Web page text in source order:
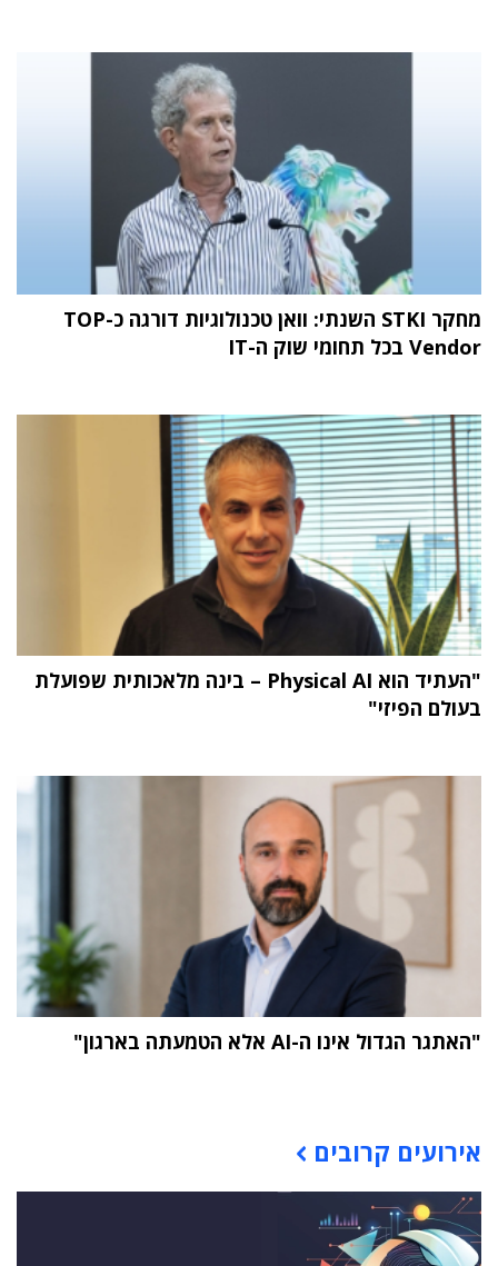
מחקר STKI השנתי: וואן טכנולוגיות דורגה כ-TOP
Vendor בכל תחומי שוק ה-IT
"העתיד הוא Physical AI – בינה מלאכותית שפועלת
בעולם הפיזי"
"האתגר הגדול אינו ה-AI אלא הטמעתה בארגון"
אירועים קרובים